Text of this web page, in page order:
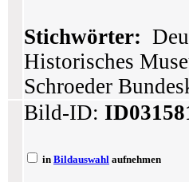
Stichwörter:
Historisches
Schroeder
Bild-ID:
in Bildauswahl aufnehmen